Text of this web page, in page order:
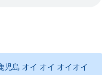
児島 オイ オイ オイオイ